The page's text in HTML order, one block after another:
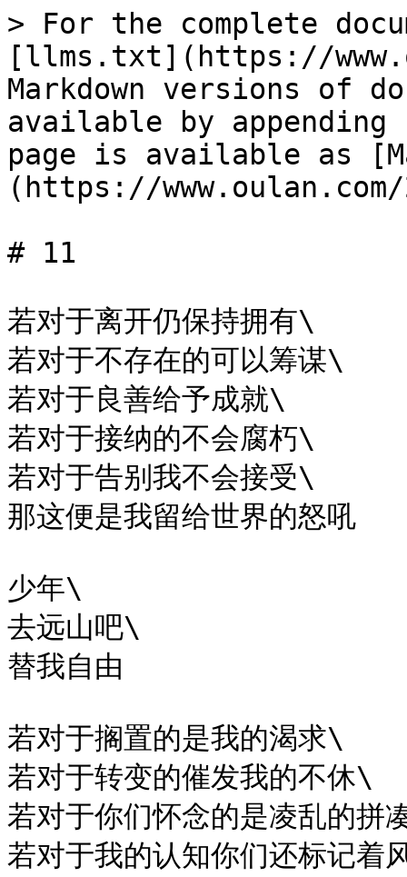
> For the complete
[llms.txt](https://
Markdown versions of
available by
page is available as
(https://
# 11
若对于离开仍保持拥有\
若对于不存在的可以筹谋\
若对于良善给予成就\
若对于接纳的不会腐朽\
若对于告别我不会接受\
那这便是我留给世界的怒吼
少年\
去远山吧\
替我自由
若对于搁置的是我的渴求\
若对于转变的催发我的不休\
若对于你们怀念的是凌乱的拼
若对于我的认知你们还标记着